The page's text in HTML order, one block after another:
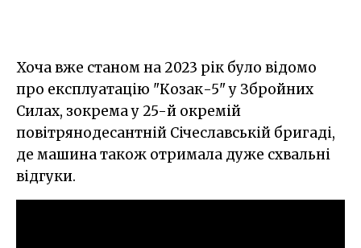
Хоча вже станом на 2023 рік було відомо
про експлуатацію "Козак-5" у Збройних
Силах, зокрема у 25-й окремій
повітрянодесантній Січеславській бригаді,
де машина також отримала дуже схвальні
відгуки.